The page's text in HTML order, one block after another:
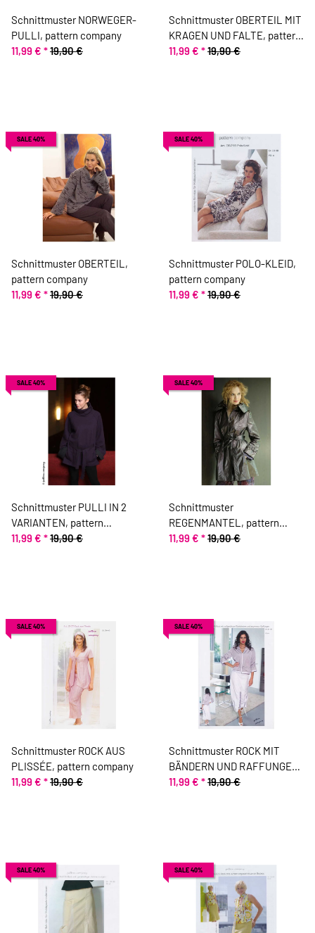
Schnittmuster NORWEGER-
PULLI, pattern company
11,99 € *19,90 €
Schnittmuster OBERTEIL MIT
KRAGEN UND FALTE, pattern
company
11,99 € *19,90 €
SALE 40%
Schnittmuster OBERTEIL,
pattern company
11,99 € *19,90 €
SALE 40%
Schnittmuster POLO-KLEID,
pattern company
11,99 € *19,90 €
SALE 40%
Schnittmuster PULLI IN 2
VARIANTEN, pattern
company
11,99 € *19,90 €
SALE 40%
Schnittmuster
REGENMANTEL, pattern
company
11,99 € *19,90 €
SALE 40%
Schnittmuster ROCK AUS
PLISSÉE, pattern company
11,99 € *19,90 €
SALE 40%
Schnittmuster ROCK MIT
BÄNDERN UND RAFFUNGEN,
pattern company
11,99 € *19,90 €
SALE 40% SALE 40%